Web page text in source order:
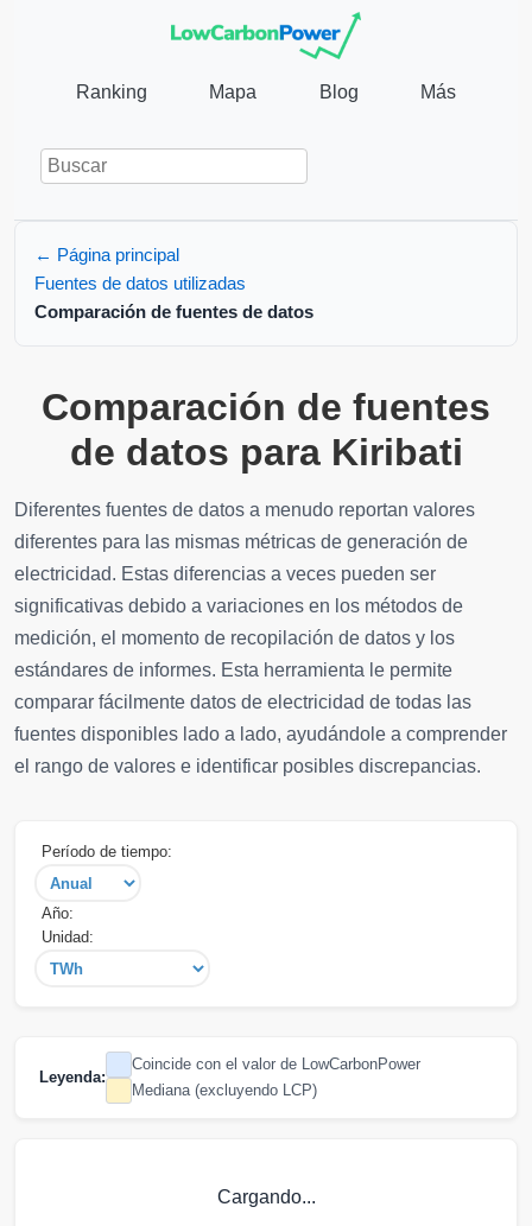
Ranking Mapa Blog Más
← Página principal
Fuentes de datos utilizadas
Comparación de fuentes de datos
Comparación de fuentes
de datos para Kiribati
Diferentes fuentes de datos a menudo reportan valores
diferentes para las mismas métricas de generación de
electricidad. Estas diferencias a veces pueden ser
significativas debido a variaciones en los métodos de
medición, el momento de recopilación de datos y los
estándares de informes. Esta herramienta le permite
comparar fácilmente datos de electricidad de todas las
fuentes disponibles lado a lado, ayudándole a comprender
el rango de valores e identificar posibles discrepancias.
Período de tiempo:
Año:
Unidad:
Leyenda:
Coincide con el valor de LowCarbonPower
Mediana (excluyendo LCP)
Cargando...